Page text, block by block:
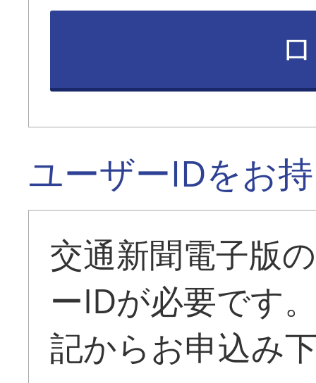
ユーザーIDをお
交通新聞電子版
ーIDが必要です
記からお申込み